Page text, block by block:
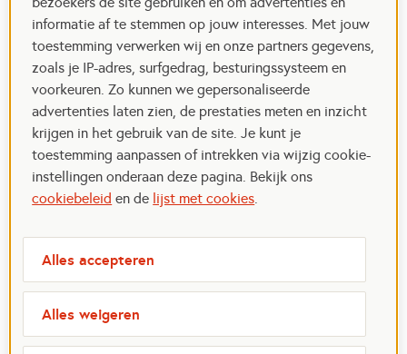
informatie af te stemmen op jouw interesses. Met jouw
toestemming verwerken wij en onze partners gegevens,
zoals je IP-adres, surfgedrag, besturingssysteem en
voorkeuren. Zo kunnen we gepersonaliseerde
advertenties laten zien, de prestaties meten en inzicht
krijgen in het gebruik van de site. Je kunt je
toestemming aanpassen of intrekken via wijzig cookie-
instellingen onderaan deze pagina. Bekijk ons
cookiebeleid en de lijst met cookies.
Alles accepteren
Alles weigeren